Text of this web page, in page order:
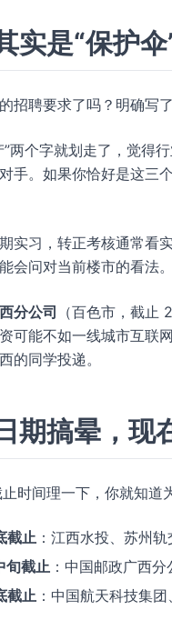
实是“保护伞
的招聘要求了吗？明确写
”两个字就划走了，觉得
手。如果你恰好是这三
实习，转正考核通常看
会问对当前楼市的看法
分公司
（百色市，截
可能不如一线城市互联
的同学投递。
期搞晕，现
时间理一下，你就知道
截止 ：江西水投、苏州
旬截止 ：中国邮政广西
截止 ：中国航天科技集团